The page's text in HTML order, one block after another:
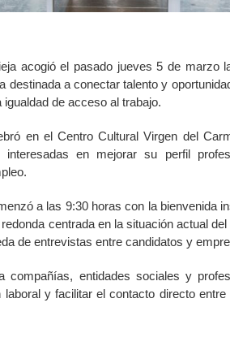
acogió el pasado jueves 5 de marzo
destinada a conectar talento y
de acceso al trabajo.
en el Centro Cultural Virgen del
en mejorar su perfil
a las 9:30 horas con la bienvenida
centrada en la situación actual
de entrevistas entre candidatos y
compañías, entidades sociales y
laboral y facilitar el contacto directo